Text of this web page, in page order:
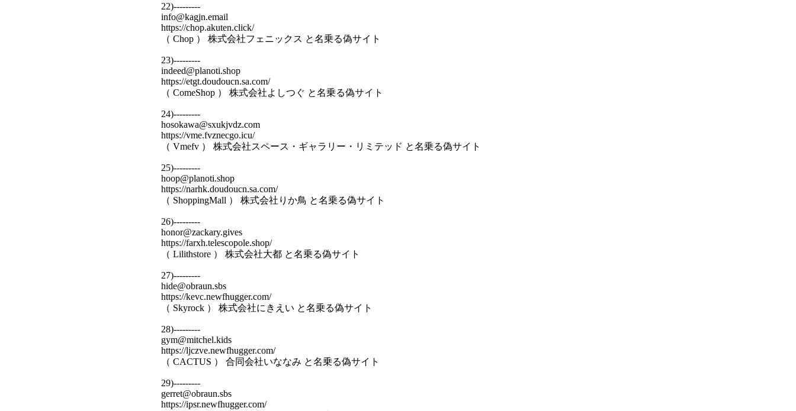
22)---------
info@kagjn.email
https://chop.akuten.click/
（ Chop ） 株式会社フェニックス と名乗る偽サイト
23)---------
indeed@planoti.shop
https://etgt.doudoucn.sa.com/
（ ComeShop ） 株式会社よしつぐ と名乗る偽サイト
24)---------
hosokawa@sxukjvdz.com
https://vme.fvznecgo.icu/
（ Vmefv ） 株式会社スペース・ギャラリー・リミテッド と名乗る偽サイト
25)---------
hoop@planoti.shop
https://narhk.doudoucn.sa.com/
（ ShoppingMall ） 株式会社りか鳥 と名乗る偽サイト
26)---------
honor@zackary.gives
https://farxh.telescopole.shop/
（ Lilithstore ） 株式会社大都 と名乗る偽サイト
27)---------
hide@obraun.sbs
https://kevc.newfhugger.com/
（ Skyrock ） 株式会社にきえい と名乗る偽サイト
28)---------
gym@mitchel.kids
https://ljczve.newfhugger.com/
（ CACTUS ） 合同会社いななみ と名乗る偽サイト
29)---------
gerret@obraun.sbs
https://ipsr.newfhugger.com/